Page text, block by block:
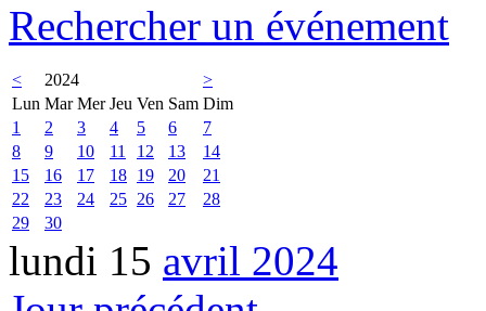
Rechercher un événement
< 2024
>
Lun Mar Mer Jeu Ven Sam Dim
1
2 3 4 5 6
7
8
9 10 11 12 13
14
15
16 17 18 19 20
21
22
23 24 25 26 27
28
29
30
lundi 15 avril 2024